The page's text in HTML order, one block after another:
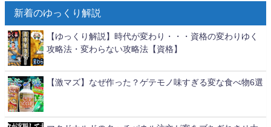
新着のゆっくり解説
【ゆっくり解説】時代が変わり・・・資格の変わりゆく
攻略法・変わらない攻略法【資格】
【激マズ】なぜ作った？ゲテモノ味すぎる変な食べ物6選